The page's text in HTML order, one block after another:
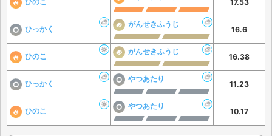
17.53
ひっかく
がんせきふうじ
16.6
ひのこ
がんせきふうじ
16.38
ひっかく
やつあたり
11.23
ひのこ
やつあたり
10.17